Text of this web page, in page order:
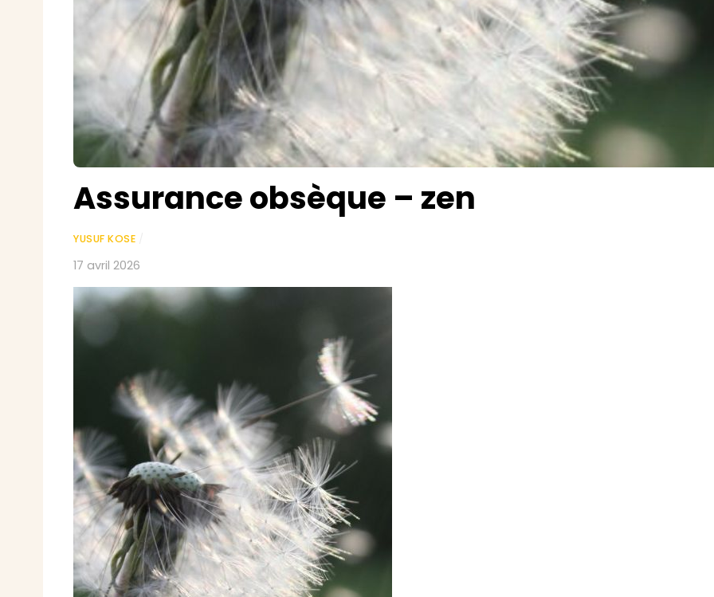
Assurance obsèque – zen
YUSUF KOSE
17 avril 2026